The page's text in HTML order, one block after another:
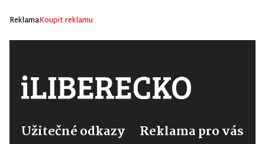
ReklamaKoupit reklamu
Užitečné odkazy Reklama pro vás